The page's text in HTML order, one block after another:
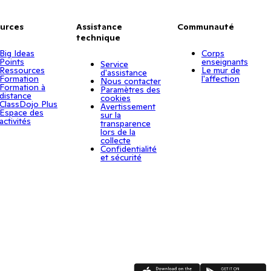
Ideas
à
Plus
des
Assistance
technique
Service
d'assistance
Nous contacter
Paramètres des
cookies
Avertissement
sur la
transparence
lors de la
collecte
Confidentialité
et sécurité
Communauté
Corps
enseignants
Le mur de
l'affection
App Store Google Play